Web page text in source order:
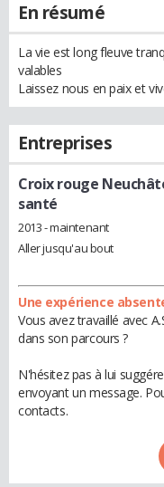
En résumé
La vie est long fleuve
valables
Laissez nous en paix et
Entreprises
Croix rouge
santé
2013 - maintenant
Aller jusqu'au bout
Une expérience
Vous avez travaillé avec
dans son parcours ?
N'hésitez pas à lui
envoyant un message.
contacts.